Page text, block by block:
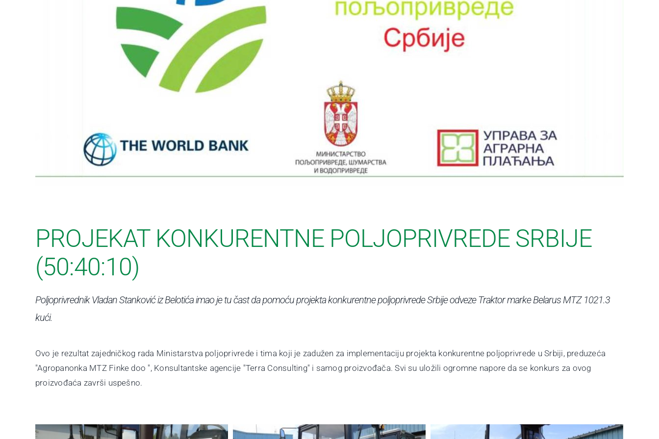
PROJEKAT KONKURENTNE POLJOPRIVREDE SRBIJE
(50:40:10)
Poljoprivrednik Vladan Stanković iz Belotića imao je tu čast da pomoću projekta konkurentne poljoprivrede Srbije odveze Traktor marke Belarus MTZ 1021.3
kući.
Ovo je rezultat zajedničkog rada Ministarstva poljoprivrede i tima koji je zadužen za implementaciju projekta konkurentne poljoprivrede u Srbiji, preduzeća
"Agropanonka MTZ Finke doo ", Konsultantske agencije "Terra Consulting" i samog proizvođača. Svi su uložili ogromne napore da se konkurs za ovog
proizvođaća završi uspešno.